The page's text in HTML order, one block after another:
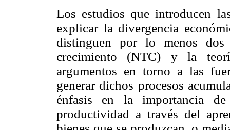
Los estudios que introducen
explicar la divergencia
distinguen por lo menos dos
crecimiento (NTC) y la
argumentos en torno a las
generar dichos procesos
énfasis en la importancia
productividad a través del